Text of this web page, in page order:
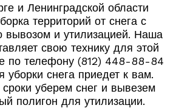
и Ленинградской области
территорий от снега с
вывозом и утилизацией. Наша
свою технику для этой
по телефону (812) 448-88-84
уборки снега приедет к вам.
уберем снег и вывезем
полигон для утилизации.